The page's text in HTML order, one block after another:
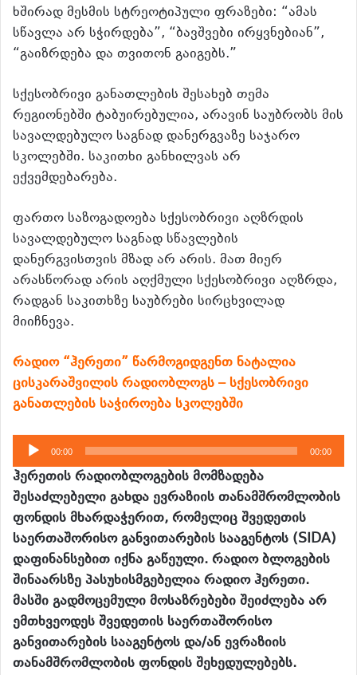
ხშირად მესმის სტრეოტიპული ფრაზები: “ამას
სწავლა არ სჭირდება”, “ბავშვები ირყვნებიან”,
“გაიზრდება და თვითონ გაიგებს.”
სქესობრივი განათლების შესახებ თემა
რეგიონებში ტაბუირებულია, არავინ საუბრობს მის
სავალდებულო საგნად დანერგვაზე საჯარო
სკოლებში. საკითხი განხილვას არ
ექვემდებარება.
ფართო საზოგადოება სქესობრივი აღზრდის
სავალდებულო საგნად სწავლების
დანერგვისთვის მზად არ არის. მათ მიერ
არასწორად არის აღქმული სქესობრივი აღზრდა,
რადგან საკითხზე საუბრები სირცხვილად
მიიჩნევა.
რადიო “ჰერეთი” წარმოგიდგენთ ნატალია
ცისკარაშვილის რადიობლოგს – სქესობრივი
განათლების საჭიროება სკოლებში
აუდიო
დამკვრელი
00:00 00:00
ჰერეთის რადიობლოგების მომზადება
შესაძლებელი გახდა ევრაზიის თანამშრომლობის
ფონდის მხარდაჭერით, რომელიც შვედეთის
საერთაშორისო განვითარების სააგენტოს (SIDA)
დაფინანსებით იქნა გაწეული. რადიო ბლოგების
შინაარსზე პასუხისმგებელია რადიო ჰერეთი.
მასში გადმოცემული მოსაზრებები შეიძლება არ
ემთხვეოდეს შვედეთის საერთაშორისო
განვითარების სააგენტოს და/ან ევრაზიის
თანამშრომლობის ფონდის შეხედულებებს.